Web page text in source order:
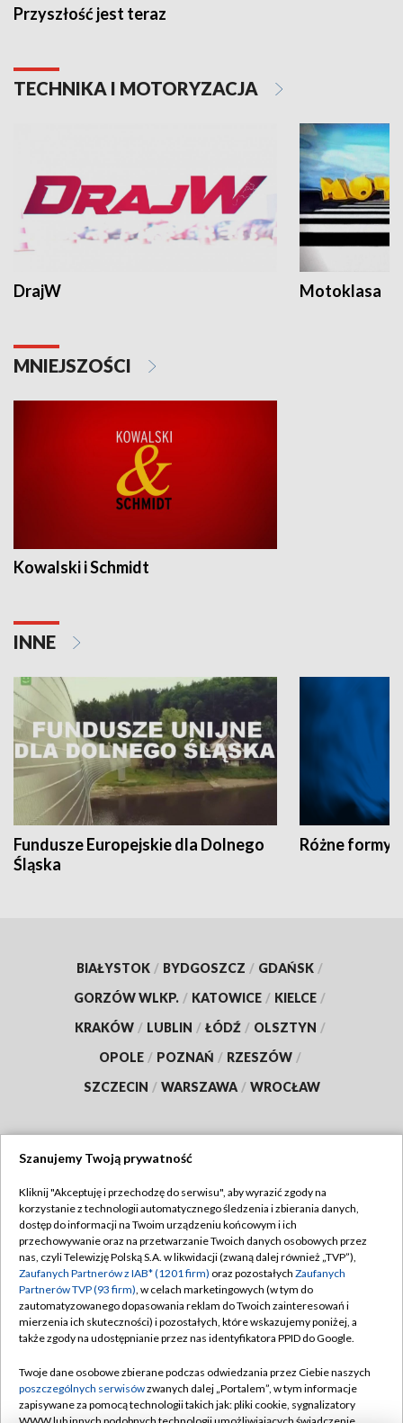
Przyszłość jest teraz
TECHNIKA I MOTORYZACJA
DrajW Motoklasa
MNIEJSZOŚCI
Kowalski i Schmidt
INNE
Fundusze Europejskie dla Dolnego
Śląska
Różne formy
BIAŁYSTOK / BYDGOSZCZ / GDAŃSK /
GORZÓW WLKP. / KATOWICE / KIELCE /
KRAKÓW / LUBLIN / ŁÓDŹ / OLSZTYN /
OPOLE / POZNAŃ / RZESZÓW /
SZCZECIN / WARSZAWA / WROCŁAW
TVP
Abonament TVP
Emisja w TVP
Centrum informacji TVP
Naziemna Telewizja Cyfrowa
Rada Programowa
System NOS
Regulamin TVP
Polityka prywatności
Moje zgody
Pomoc
Kontakt
Szanujemy Twoją prywatność
Kliknij "Akceptuję i przechodzę do serwisu", aby wyrazić zgody na
korzystanie z technologii automatycznego śledzenia i zbierania danych,
dostęp do informacji na Twoim urządzeniu końcowym i ich
przechowywanie oraz na przetwarzanie Twoich danych osobowych przez
nas, czyli Telewizję Polską S.A. w likwidacji (zwaną dalej również „TVP”),
Zaufanych Partnerów z IAB* (1201 firm) oraz pozostałych Zaufanych
Partnerów TVP (93 firm), w celach marketingowych (w tym do
zautomatyzowanego dopasowania reklam do Twoich zainteresowań i
mierzenia ich skuteczności) i pozostałych, które wskazujemy poniżej, a
także zgody na udostępnianie przez nas identyfikatora PPID do Google.
Twoje dane osobowe zbierane podczas odwiedzania przez Ciebie naszych
poszczególnych serwisówzwanych dalej „Portalem”, w tym informacje
zapisywane za pomocą technologii takich jak: pliki cookie, sygnalizatory